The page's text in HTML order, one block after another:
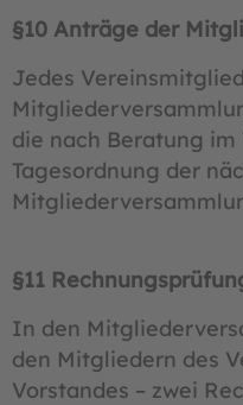
§10 Anträge der
Jedes
die nach Beratung
Tagesordnung der
§11
In den
den Mitgliedern des
Vorstandes – zwei